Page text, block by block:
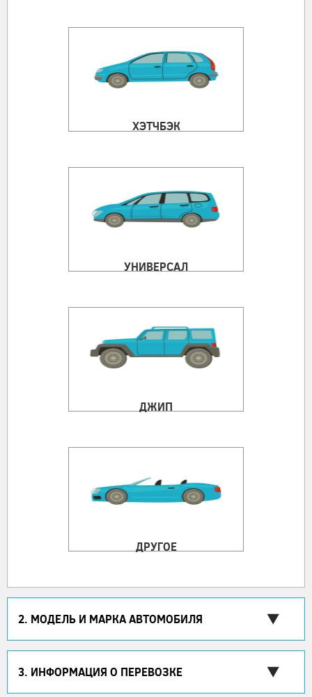
ХЭТЧБЭК
УНИВЕРСАЛ
ДЖИП
ДРУГОЕ
2. МОДЕЛЬ И МАРКА АВТОМОБИЛЯ
3. ИНФОРМАЦИЯ О ПЕРЕВОЗКЕ